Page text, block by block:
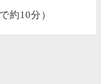
約10分）